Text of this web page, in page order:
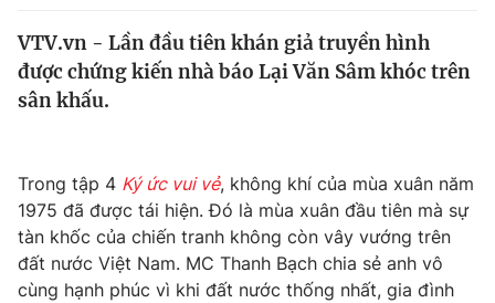
Thế giới
Thế giới đó đây
Câu chuyện quốc tế
Tài chính
Thị trường
Góc doanh nghiệp
Dữ liệu và đời sống
Truyền hình
VTV.vn - Lần đầu tiên khán giả truyền hình
được chứng kiến nhà báo Lại Văn Sâm khóc trên
sân khấu.
Trong tập 4 Ký ức vui vẻ, không khí của mùa xuân năm
1975 đã được tái hiện. Đó là mùa xuân đầu tiên mà sự
tàn khốc của chiến tranh không còn vây vướng trên
đất nước Việt Nam. MC Thanh Bạch chia sẻ anh vô
cùng hạnh phúc vì khi đất nước thống nhất, gia đình